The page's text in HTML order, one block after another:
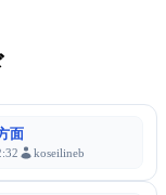
面
koseilineb